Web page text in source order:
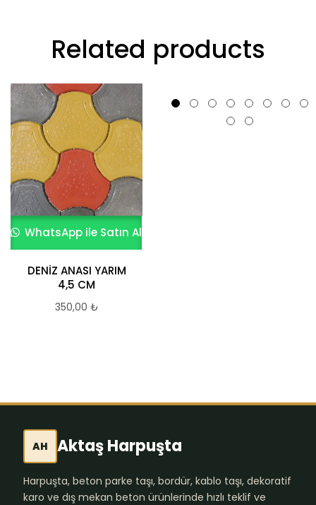
Related products
WhatsApp ile Satın Al
DENİZ ANASI YARIM
4,5 CM
350,00 ₺
AH Aktaş Harpuşta
Harpuşta, beton parke taşı, bordür, kablo taşı, dekoratif
karo ve dış mekan beton ürünlerinde hızlı teklif ve